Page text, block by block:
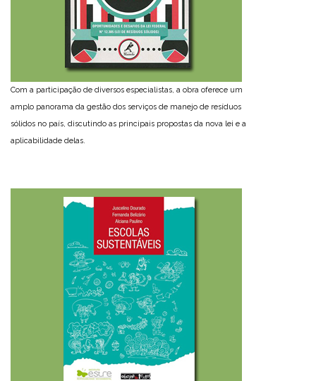
Com a participação de diversos especialistas, a obra oferece um
amplo panorama da gestão dos serviços de manejo de resíduos
sólidos no país, discutindo as principais propostas da nova lei e a
aplicabilidade delas.